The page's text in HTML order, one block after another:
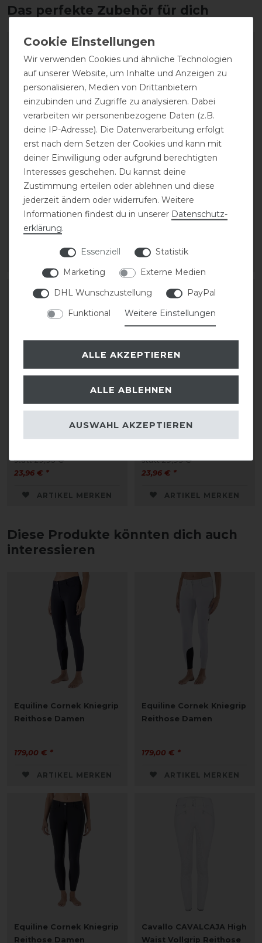
Das perfekte Zubehör für dich
-20%
Rollkragenshirt Damen
statt 29,95 €
23,96 € *
-30%
-20%
ELT Madison
Rollkragenshirt Damen
statt 29,95 €
23,96 € *
ARTIKEL MERKEN
-20%
ELT Madison
Rollkragenshirt Damen
statt 29,95 €
23,96 € *
ARTIKEL MERKEN
Diese Produkte könnten dich auch
interessieren
Equiline Cornek Kniegrip
Reithose Damen
179,00 € *
ARTIKEL MERKEN
Equiline Cornek Kniegrip
Reithose Damen
179,00 € *
ARTIKEL MERKEN
Equiline Cornek Kniegrip
Reithose Damen
Cavallo CAVALCAJA High
Waist Vollgrip Reithose
Wir verwenden Cookies und ähnliche Technologien
auf unserer Website, um Inhalte und Anzeigen zu
personalisieren, Medien von Drittanbietern
einzubinden und Zugriffe zu analysieren. Dabei
verarbeiten wir personenbezogene Daten (z.B.
deine IP-Adresse). Die Datenverarbeitung erfolgt
erst nach dem Setzen der Cookies und kann mit
deiner Einwilligung oder aufgrund berechtigten
Interesses geschehen. Du kannst deine
Zustimmung erteilen oder ablehnen und diese
jederzeit ändern oder widerrufen. Weitere
Informationen findest du in unserer Daten­schutz­
erklärung.
Essenziell
Statistik
Marketing
Externe Medien
DHL Wunschzustellung
PayPal
Funktional
Weitere Einstellungen
ALLE AKZEPTIEREN
ALLE ABLEHNEN
AUSWAHL AKZEPTIEREN